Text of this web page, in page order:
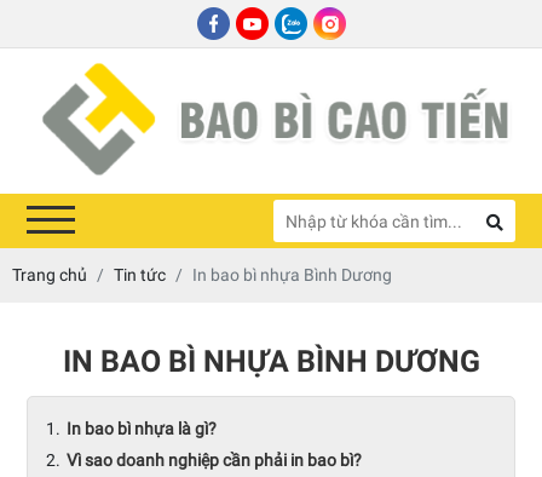
Trang chủ Tin tức In bao bì nhựa Bình Dương
IN BAO BÌ NHỰA BÌNH DƯƠNG
In bao bì nhựa là gì?
Vì sao doanh nghiệp cần phải in bao bì?